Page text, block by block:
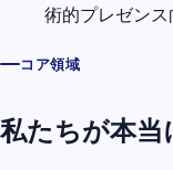
術的プレゼンス
コア領域
私たちが本当